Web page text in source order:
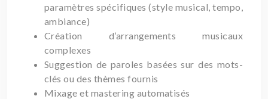
paramètres spécifiques (style musical, tempo,
ambiance)
Création d’arrangements musicaux
complexes
Suggestion de paroles basées sur des mots-
clés ou des thèmes fournis
Mixage et mastering automatisés